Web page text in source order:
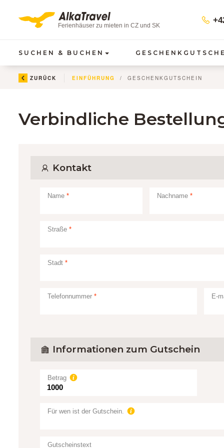
Ferienhäuser zu mieten in CZ und SK
SUCHEN & BUCHEN
ZURÜCK EINFÜHRUNG GESCHENKGUTSCHEIN
Verbindliche
Kontakt
Name Nachname
Straße
Stadt
Telefonnummer E-
Informationen zum Gutschein
Betrag
Für wen ist der Gutschein.
Gutscheinstext